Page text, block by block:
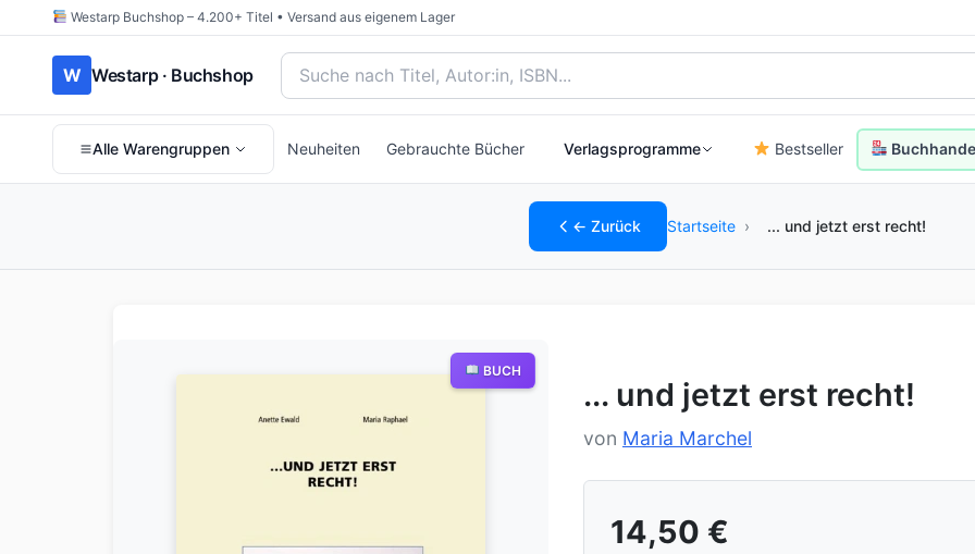
Westarp Buchshop – 4.200+ Titel • Versand aus eigenem Lager
W Westarp · Buchshop Bücher suchen nach Titel, Autor:in oder ISBN
Alle Warengruppen Neuheiten Gebrauchte Bücher Verlagsprogramme Bestseller
← Zurück Startseite › ... und jetzt erst recht!
BUCH
... und jetzt erst recht!
von Maria Marchel
14,50 €